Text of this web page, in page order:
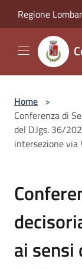
Regione
Home >
Conferenza di
del D.lgs. 36/
intersezione via
ai